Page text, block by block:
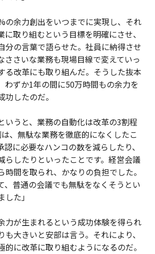
の余力創出をいつまでに実現し、それ
に取り組むという目標を明確にさせ、
分の言葉で語らせた。社員に納得させ
ささいな業務も現場目線で変えていっ
る改革にも取り組んだ。そうした抜本
わずか1年の間に50万時間もの余力を
したのだ。
いうと、業務の自動化は改革の3割程
、無駄な業務を徹底的になくしたこ
認に必要なハンコの数を減らしたり、
らしたりといったことです。経営会議
時間を取られ、かなりの負担でした。
、普通の会議でも無駄をなくそうとい
た」
力が生まれるという成功体験を得られ
も大きいと安部は言う。それにより、
的に改革に取り組むようになるのだ。